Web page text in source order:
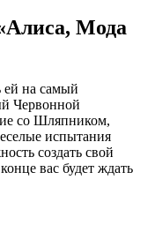
Мода
ей на самый
Червонной
со Шляпником,
испытания
создать свой
вас будет ждать